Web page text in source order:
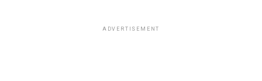
ADVERTISEMENT